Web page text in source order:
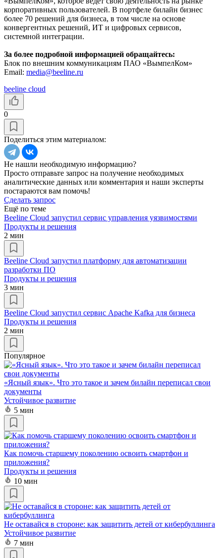
корпоративных пользователей. В портфеле билайн бизнес
более 70 решений для бизнеса, в том числе на основе
конвергентных решений, ИТ и цифровых сервисов,
системной интеграции.
За более подробной информацией обращайтесь:
Блок по внешним коммуникациям ПАО «ВымпелКом»
Email: media@beeline.ru
beeline cloud
0
Поделиться этим материалом:
Не нашли необходимую информацию?
Просто отправьте запрос на получение необходимых
аналитические данных или комментария и наши эксперты
постараются вам помочь!
Сделать запрос
Ещё по теме
Beeline Cloud запустил сервис управления уязвимостями
Продукты и решения
2 мин
Beeline Cloud запустил платформу для автоматизации
разработки ПО
Продукты и решения
3 мин
Beeline Cloud запустил сервис Apache Kafka для бизнеса
Продукты и решения
2 мин
Популярное
«Ясный язык». Что это такое и зачем билайн переписал свои
документы
Устойчивое развитие
5 мин
Как помочь старшему поколению освоить смартфон и
приложения?
Продукты и решения
10 мин
Не оставайся в стороне: как защитить детей от кибербуллинга
Устойчивое развитие
7 мин